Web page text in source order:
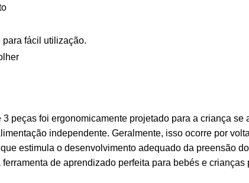
fácil utilização.
peças foi ergonomicamente projetado para a criança
independente. Geralmente, isso ocorre por
estimula o desenvolvimento adequado da preensão
de aprendizado perfeita para bebés e crianças